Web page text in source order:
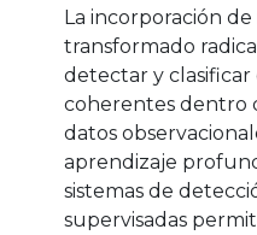
La incorporación
transformado
detectar y clasificar
coherentes dentro
datos
aprendizaje
sistemas de
supervisadas